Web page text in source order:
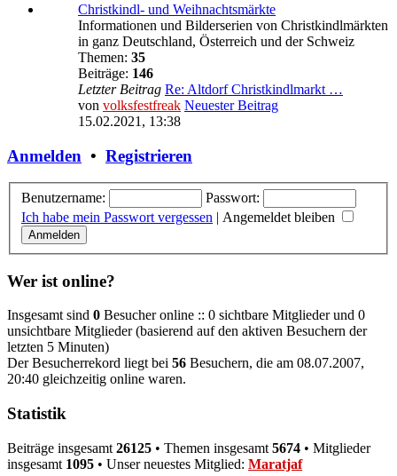
Christkindl- und Weihnachtsmärkte
Informationen und Bilderserien von Christkindlmärkten
in ganz Deutschland, Österreich und der Schweiz
Themen: 35
Beiträge: 146
Letzter Beitrag Re: Altdorf Christkindlmarkt …
von volksfestfreak Neuester Beitrag
15.02.2021, 13:38
Anmelden • Registrieren
Benutzername:
Passwort:
Ich habe mein Passwort vergessen | Angemeldet bleiben
Wer ist online?
Insgesamt sind 0 Besucher online :: 0 sichtbare Mitglieder und 0
unsichtbare Mitglieder (basierend auf den aktiven Besuchern der
letzten 5 Minuten)
Der Besucherrekord liegt bei 56 Besuchern, die am 08.07.2007,
20:40 gleichzeitig online waren.
Statistik
Beiträge insgesamt 26125 • Themen insgesamt 5674 • Mitglieder
insgesamt 1095 • Unser neuestes Mitglied: Maratjaf